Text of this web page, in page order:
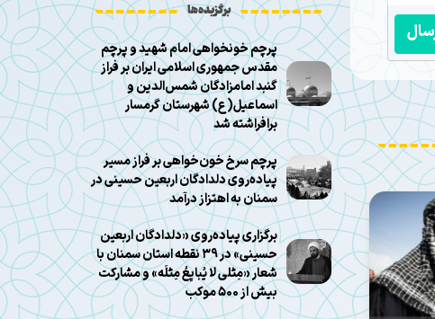
برگزیده‌ها
پرچم خونخواهی امام شهید و پرچم
مقدس جمهوری اسلامی ایران بر فراز
گنبد امامزادگان شمس‌الدین و
اسماعیل(ع) شهرستان گرمسار
برافراشته شد
پرچم سرخ خون‌خواهی بر فراز مسیر
پیاده‌روی دلدادگان اربعین حسینی در
سمنان به اهتزاز درآمد
برگزاری پیاده‌روی «دلدادگان اربعین
حسینی» در ۳۹ نقطه استان سمنان با
شعار «مِثلی لا یُبایِعُ مِثلَه» و مشارکت
بیش از ۵۰۰ موکب